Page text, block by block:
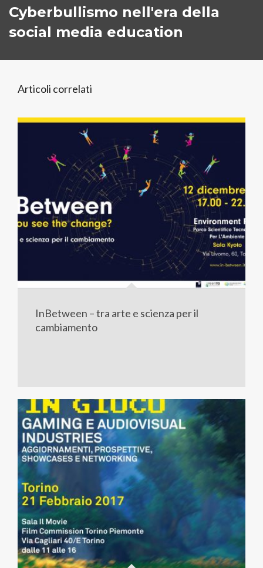
Cyberbullismo nell'era della
social media education
Articoli correlati
InBetween – tra arte e scienza per il
cambiamento